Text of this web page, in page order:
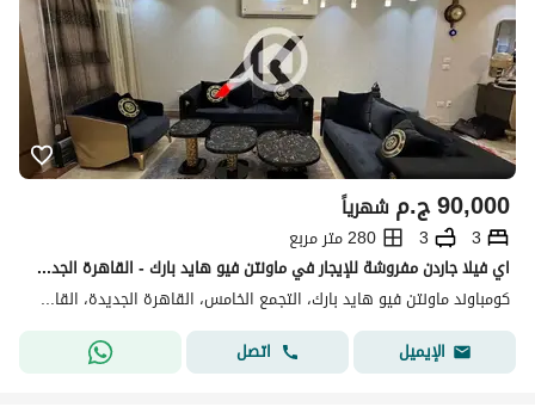
ج.م90,000 شهرياً
3
3
280 متر مربع
اي فيلا جاردن مفروشة للإيجار في ماونتن فيو هايد بارك - القاهرة الجديدة
كومباوند ماونتن فيو هايد بارك، التجمع الخامس، القاهرة الجديدة، القاهرة
الإيميل
اتصل